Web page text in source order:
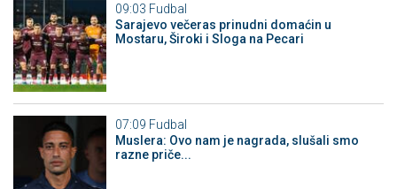
09:03 Fudbal
Sarajevo večeras prinudni domaćin u
Mostaru, Široki i Sloga na Pecari
07:09 Fudbal
Muslera: Ovo nam je nagrada, slušali smo
razne priče...